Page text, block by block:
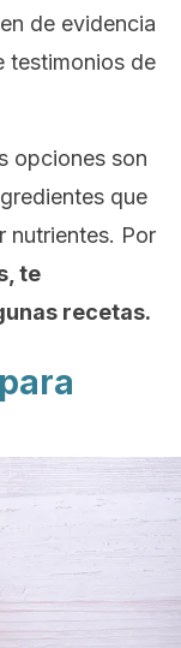
de evidencia
testimonios de
opciones son
que
nutrientes. Por
te
recetas.